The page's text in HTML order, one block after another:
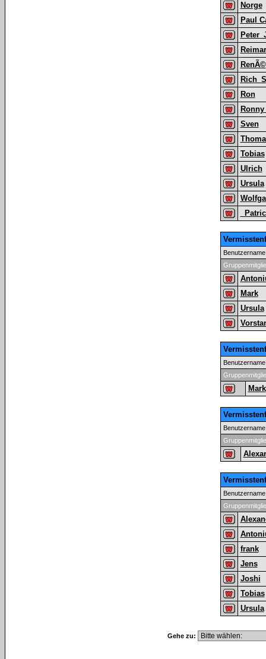
Norge
Paul
Reimar
RenÃ©
Ron
Ronny
Sven
Tobias
Ulrich
Ursula
Benutzername
Mark
Ursula
Benutzername
Mark
Benutzername
Benutzername
frank
Jens
Joshi
Tobias
Ursula
Gehe zu: